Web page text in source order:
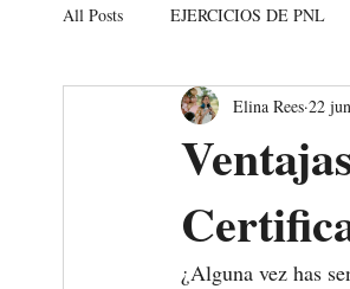
All Posts EJERCICIOS DE PNL
Amor propio merecimiento
Elina Rees 22 jun
¿Alguna vez has